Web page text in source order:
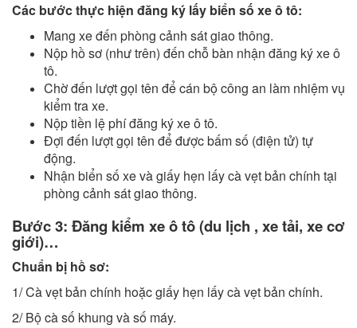
Các bước thực hiện đăng ký lấy biển số xe ô tô:
Mang xe đến phòng cảnh sát giao thông.
Nộp hồ sơ (như trên) đến chỗ bàn nhận đăng ký xe ô
tô.
Chờ đến lượt gọi tên để cán bộ công an làm nhiệm vụ
kiểm tra xe.
Nộp tiền lệ phí đăng ký xe ô tô.
Đợi đến lượt gọi tên để được bấm số (điện tử) tự
động.
Nhận biển số xe và giấy hẹn lấy cà vẹt bản chính tại
phòng cảnh sát giao thông.
Bước 3: Đăng kiểm xe ô tô (du lịch , xe tải, xe cơ
giới)…
Chuẩn bị hồ sơ:
1/ Cà vẹt bản chính hoặc giấy hẹn lấy cà vẹt bản chính.
2/ Bộ cà số khung và số máy.